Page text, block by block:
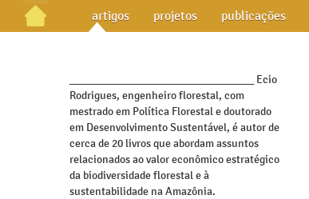
artigos projetos publicações
_________________________________ Ecio
Rodrigues, engenheiro florestal, com
mestrado em Política Florestal e doutorado
em Desenvolvimento Sustentável, é autor de
cerca de 20 livros que abordam assuntos
relacionados ao valor econômico estratégico
da biodiversidade florestal e à
sustentabilidade na Amazônia.